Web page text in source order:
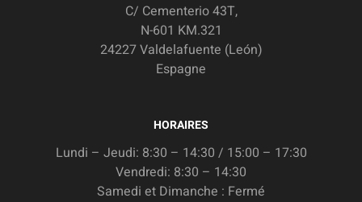
C/ Cementerio 43T,
N-601 KM.321
24227 Valdelafuente (León)
Espagne
HORAIRES
Lundi – Jeudi: 8:30 – 14:30 / 15:00 – 17:30
Vendredi: 8:30 – 14:30
Samedi et Dimanche : Fermé